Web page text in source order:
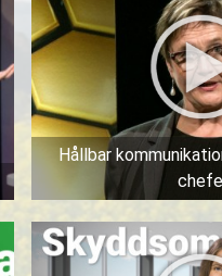
Hållbar